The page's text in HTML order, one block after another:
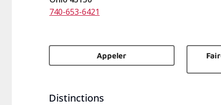
740-653-6421
Appeler
Distinctions